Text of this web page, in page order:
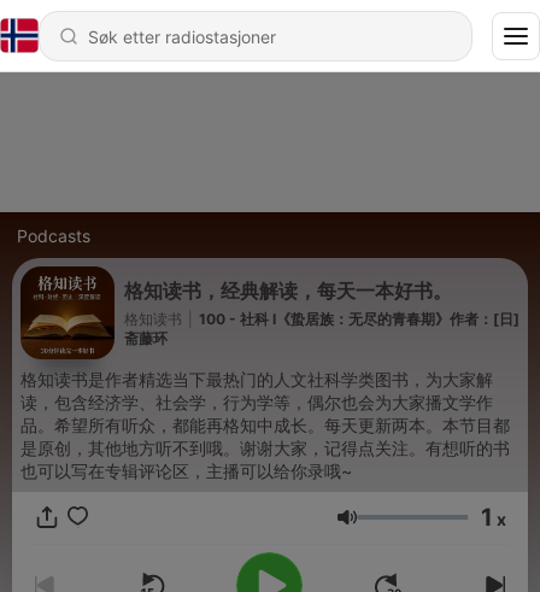
Podcasts
格知读书，经典解读，每天一本好书。
格知读书
100 - 社科 I《蛰居族：无尽的青春期》作者：[日]
斋藤环
格知读书是作者精选当下最热门的人文社科学类图书，为大家解
读，包含经济学、社会学，行为学等，偶尔也会为大家播文学作
品。希望所有听众，都能再格知中成长。每天更新两本。本节目都
是原创，其他地方听不到哦。谢谢大家，记得点关注。有想听的书
也可以写在专辑评论区，主播可以给你录哦~
Volum 1 x